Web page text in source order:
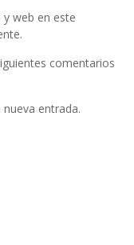
web en este
comentarios
entrada.